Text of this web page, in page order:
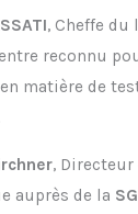
, Cheffe du
reconnu
matière de
, Directeur
auprès de la